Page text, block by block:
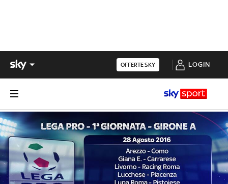
OFFERTE SKY LOGIN